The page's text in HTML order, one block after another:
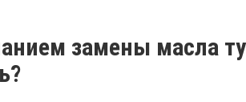
замены масла